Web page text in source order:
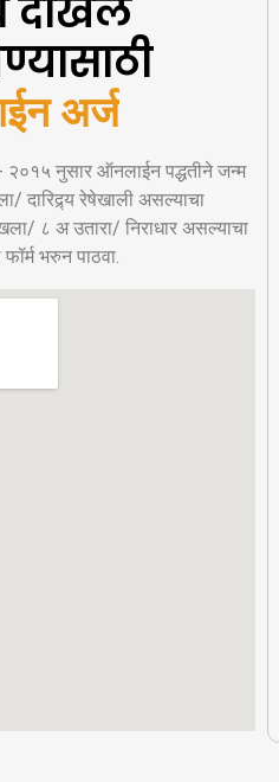
दाखले
अर्ज
२०१५ नुसार ऑनलाईन पद्धतीने जन्म
दारिद्र्य रेषेखाली असल्याचा
८ अ उतारा/ निराधार असल्याचा
भरुन पाठवा.